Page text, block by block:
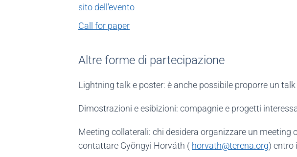
sito dell'evento
Call for paper
Altre forme di partecipazione
Lightning talk e poster: è anche possibile proporre un
Dimostrazioni e esibizioni: compagnie e progetti
Meeting collaterali: chi desidera organizzare un
contattare Gyöngyi Horváth ( horvath@terena.org) entro